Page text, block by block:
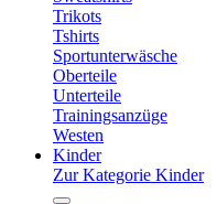
Trikots
Tshirts
Sportunterwäsche
Oberteile
Unterteile
Trainingsanzüge
Westen
Kinder
Zur Kategorie Kinder